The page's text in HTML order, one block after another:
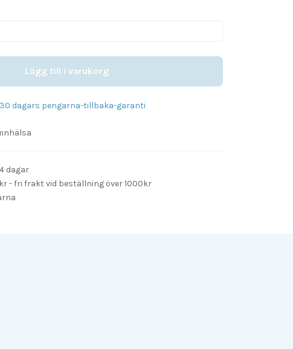
Lägg till i varukorg
30 dagars pengarna-tillbaka-garanti
dagar
- fri frakt vid beställning över 1000kr